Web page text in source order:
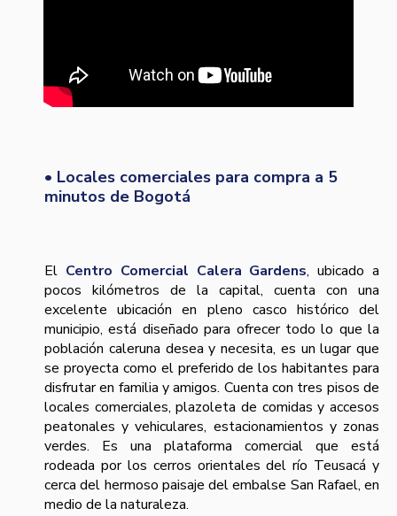
• Locales comerciales para compra a 5
minutos de Bogotá
El Centro Comercial Calera Gardens, ubicado a
pocos kilómetros de la capital, cuenta con una
excelente ubicación en pleno casco histórico del
municipio, está diseñado para ofrecer todo lo que la
población caleruna desea y necesita, es un lugar que
se proyecta como el preferido de los habitantes para
disfrutar en familia y amigos. Cuenta con tres pisos de
locales comerciales, plazoleta de comidas y accesos
peatonales y vehiculares, estacionamientos y zonas
verdes. Es una plataforma comercial que está
rodeada por los cerros orientales del río Teusacá y
cerca del hermoso paisaje del embalse San Rafael, en
medio de la naturaleza.